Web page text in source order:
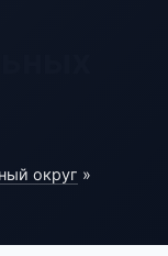
округ »